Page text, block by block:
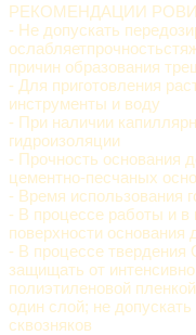
РЕКОМЕНДАЦИИ
- Не допускать
причин образования
- Для приготовления
инструменты и воду
- При наличии
гидроизоляции
- Прочность основания
цементно-песчаных
- Время использования
- В процессе работы и
поверхности
- В процессе
защищать от
полиэтиленовой
один слой; не
сквозняков